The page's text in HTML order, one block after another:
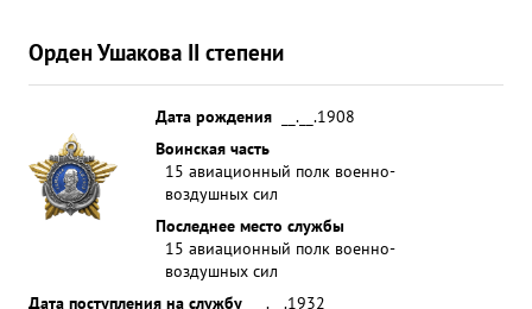
Орден Ушакова II степени
Дата рождения
__.__.1908
Воинская часть
15 авиационный полк военно-
воздушных сил
Последнее место службы
15 авиационный полк военно-
воздушных сил
Дата поступления на службу
__.__.1932